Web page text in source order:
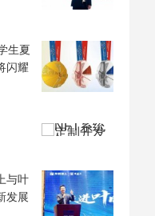
生夏
闪耀
与叶
发展